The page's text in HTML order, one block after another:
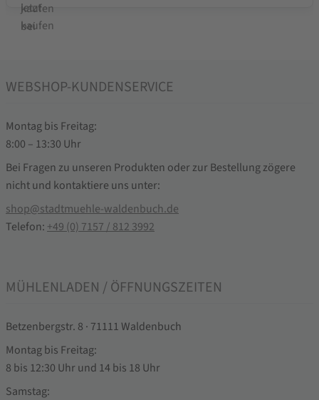
WEBSHOP-KUNDENSERVICE
Montag bis Freitag:
8:00 – 13:30 Uhr
Bei Fragen zu unseren Produkten oder zur Bestellung zögere
nicht und kontaktiere uns unter:
shop@stadtmuehle-waldenbuch.de
Telefon: +49 (0) 7157 / 812 3992
MÜHLENLADEN / ÖFFNUNGSZEITEN
Betzenbergstr. 8 · 71111 Waldenbuch
Montag bis Freitag:
8 bis 12:30 Uhr und 14 bis 18 Uhr
Samstag: